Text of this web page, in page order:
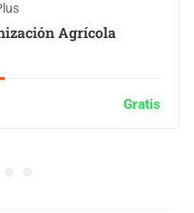
Agrícola
Gratis